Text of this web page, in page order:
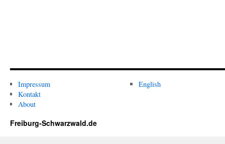
Impressum
Kontakt
About
English
Freiburg-Schwarzwald.de